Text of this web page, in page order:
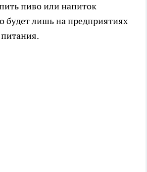
пиво или напиток
будет лишь на предприятиях